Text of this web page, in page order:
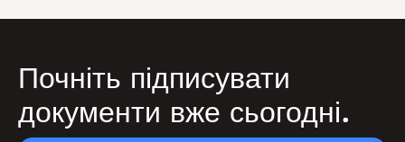
Почніть підписувати
документи вже сьогодні.